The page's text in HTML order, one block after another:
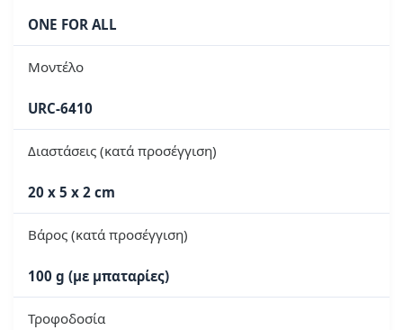
ONE FOR ALL
Μοντέλο
URC-6410
Διαστάσεις (κατά προσέγγιση)
20 x 5 x 2 cm
Βάρος (κατά προσέγγιση)
100 g (με μπαταρίες)
Τροφοδοσία